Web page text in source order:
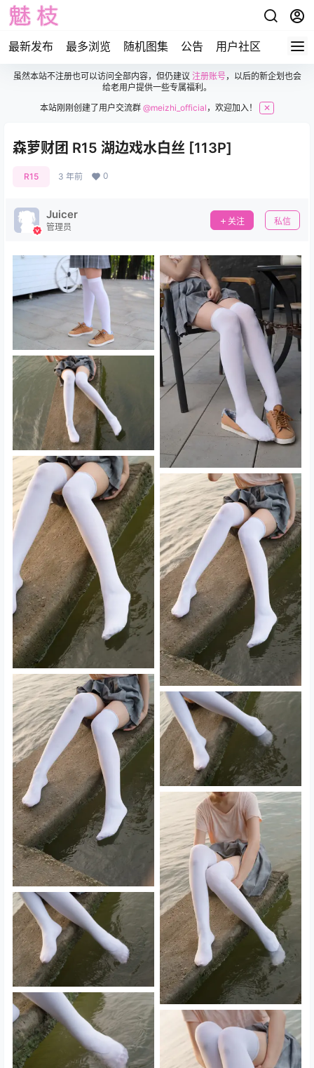
最新发布 最多浏览 随机图集 公告 用户社区
虽然本站不注册也可以访问全部内容，但仍建议 注册账号，以后的新企划也会
给老用户提供一些专属福利。
本站刚刚创建了用户交流群@meizhi_official ，欢迎加入！ ✕
森萝财团 R15 湖边戏水白丝 [113P]
R15 3 年前 0
Juicer
管理员
关注 私信